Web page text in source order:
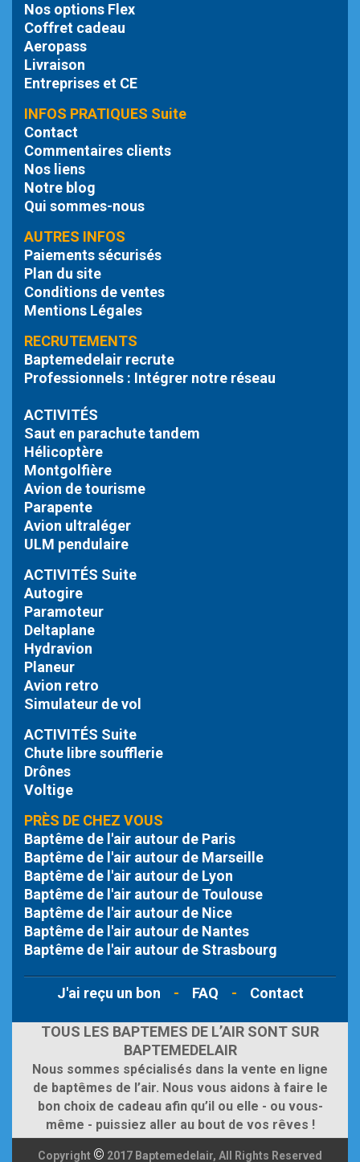
Nos options Flex
Coffret cadeau
Aeropass
Livraison
Entreprises et CE
INFOS PRATIQUES Suite
Contact
Commentaires clients
Nos liens
Notre blog
Qui sommes-nous
AUTRES INFOS
Paiements sécurisés
Plan du site
Conditions de ventes
Mentions Légales
RECRUTEMENTS
Baptemedelair recrute
Professionnels : Intégrer notre réseau
ACTIVITÉS
Saut en parachute tandem
Hélicoptère
Montgolfière
Avion de tourisme
Parapente
Avion ultraléger
ULM pendulaire
ACTIVITÉS Suite
Autogire
Paramoteur
Deltaplane
Hydravion
Planeur
Avion retro
Simulateur de vol
ACTIVITÉS Suite
Chute libresoufflerie
Drônes
Voltige
PRÈS DE CHEZ VOUS
Baptême de l'air autour de Paris
Baptême de l'air autour de Marseille
Baptême de l'air autour de Lyon
Baptême de l'air autour de Toulouse
Baptême de l'air autour de Nice
Baptême de l'air autour de Nantes
Baptême de l'air autour de Strasbourg
J'ai reçu un bon - FAQ - Contact
TOUS LES BAPTEMES DE L’AIR SONT SUR
BAPTEMEDELAIR
Nous sommes spécialisés dans la vente en ligne
de baptêmes de l’air. Nous vous aidons à faire le
bon choix de cadeau afin qu’il ou elle - ou vous-
même - puissiez aller au bout de vos rêves !
Copyright © 2017 Baptemedelair, All Rights Reserved